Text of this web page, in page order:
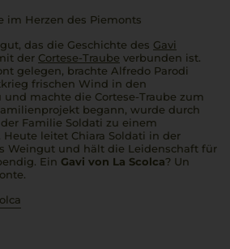
im Herzen des Piemonts
das die Geschichte des Gavi
der Cortese-Traube verbunden ist.
gelegen, brachte Alfredo Parodi
frischen Wind in den
machte die Cortese-Traube zum
begann, wurde durch
Familie Soldati zu einem
leitet Chiara Soldati in der
Weingut und hält die Leidenschaft für
Ein Gavi von La Scolca? Un
.